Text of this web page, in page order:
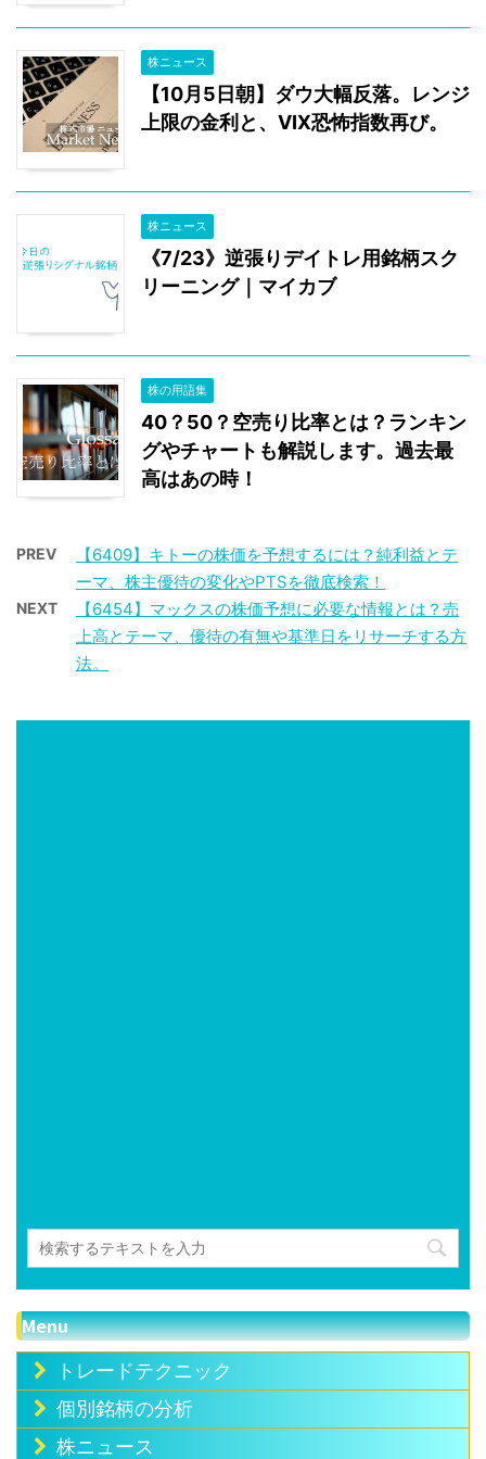
株ニュース
【10月5日朝】ダウ大幅反落。レンジ
上限の金利と、VIX恐怖指数再び。
株ニュース
《7/23》逆張りデイトレ用銘柄スク
リーニング｜マイカブ
株の用語集
40？50？空売り比率とは？ランキン
グやチャートも解説します。過去最
高はあの時！
PREV
【6409】キトーの株価を予想するには？純利益とテ
ーマ、株主優待の変化やPTSを徹底検索！
NEXT
【6454】マックスの株価予想に必要な情報とは？売
上高とテーマ、優待の有無や基準日をリサーチする方
法。
Menu
トレードテクニック
個別銘柄の分析
株ニュース